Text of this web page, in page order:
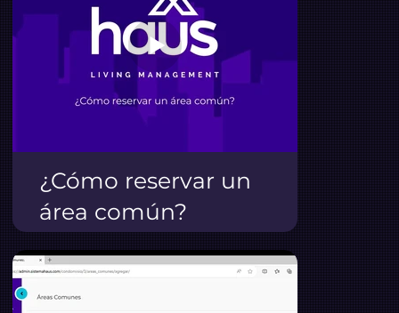
¿Cómo reservar un
área común?